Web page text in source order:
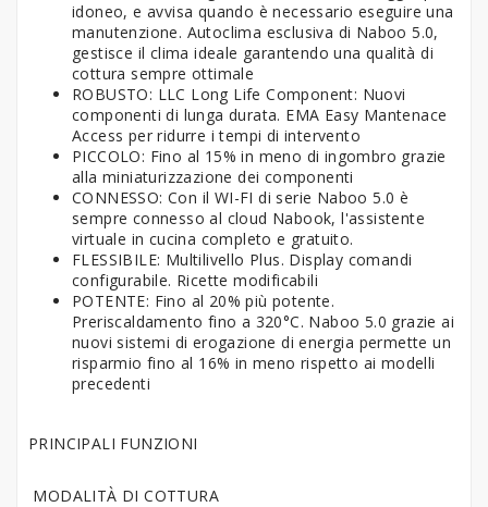
idoneo, e avvisa quando è necessario eseguire una
manutenzione. Autoclima esclusiva di Naboo 5.0,
gestisce il clima ideale garantendo una qualità di
cottura sempre ottimale
ROBUSTO: LLC Long Life Component: Nuovi
componenti di lunga durata. EMA Easy Mantenace
Access per ridurre i tempi di intervento
PICCOLO: Fino al 15% in meno di ingombro grazie
alla miniaturizzazione dei componenti
CONNESSO: Con il WI-FI di serie Naboo 5.0 è
sempre connesso al cloud Nabook, l'assistente
virtuale in cucina completo e gratuito.
FLESSIBILE: Multilivello Plus. Display comandi
configurabile. Ricette modificabili
POTENTE: Fino al 20% più potente.
Preriscaldamento fino a 320°C. Naboo 5.0 grazie ai
nuovi sistemi di erogazione di energia permette un
risparmio fino al 16% in meno rispetto ai modelli
precedenti
PRINCIPALI FUNZIONI
MODALITÀ DI COTTURA